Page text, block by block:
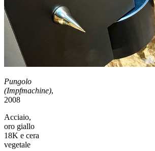
Pungolo
(Impfmachine),
2008
Acciaio,
oro giallo
18K e cera
vegetale